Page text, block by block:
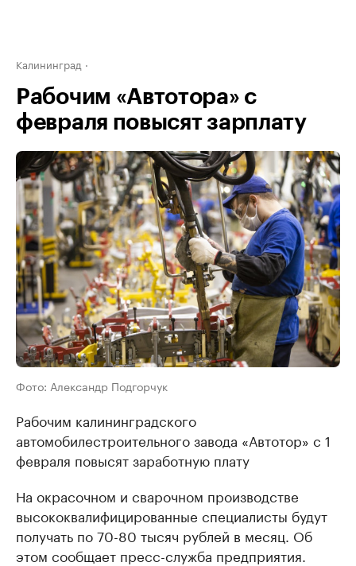
Калининград
Рабочим «Автотора» с
февраля повысят зарплату
Фото: Александр Подгорчук
Рабочим калининградского
автомобилестроительного завода «Автотор» с 1
февраля повысят заработную плату
На окрасочном и сварочном производстве
высококвалифицированные специалисты будут
получать по 70-80 тысяч рублей в месяц. Об
этом сообщает пресс-служба предприятия.